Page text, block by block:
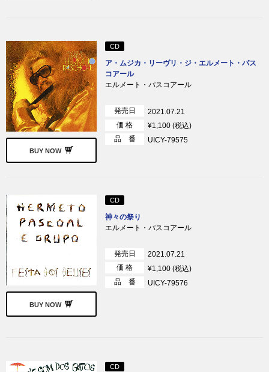
BUY NOW
CD
ア・ムジカ・リーヴリ・ジ・エルメート・パス
コアール
エルメート・パスコアール
発売日
2021.07.21
価 格
¥1,100 (税込)
品 番
UICY-79575
BUY NOW
CD
神々の祭り
エルメート・パスコアール
発売日
2021.07.21
価 格
¥1,100 (税込)
品 番
UICY-79576
CD